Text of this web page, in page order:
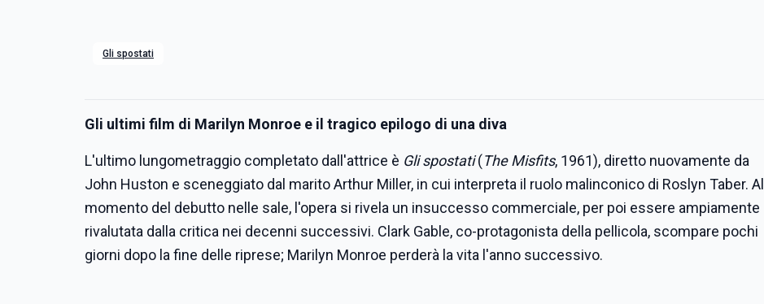
Gli spostati
Gli ultimi film di Marilyn Monroe e il tragico epilogo di una diva
L'ultimo lungometraggio completato dall'attrice è Gli spostati(The Misfits, 1961), diretto nuovamente da
John Huston e sceneggiato dal marito Arthur Miller, in cui interpreta il ruolo malinconico di Roslyn Taber. Al
momento del debutto nelle sale, l'opera si rivela un insuccesso commerciale, per poi essere ampiamente
rivalutata dalla critica nei decenni successivi. Clark Gable, co-protagonista della pellicola, scompare pochi
giorni dopo la fine delle riprese; Marilyn Monroe perderà la vita l'anno successivo.